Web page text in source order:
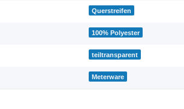
Querstreifen
100% Polyester
teiltransparent
Meterware